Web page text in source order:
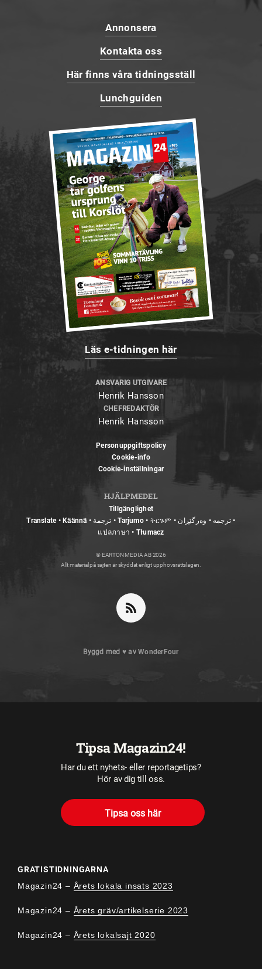
Annonsera
Kontakta oss
Här finns våra tidningsställ
Lunchguiden
Läs e-tidningen här
ANSVARIG UTGIVARE
Henrik Hansson
CHEFREDAKTÖR
Henrik Hansson
Personuppgiftspolicy
Cookie-info
Cookie-inställningar
HJÄLPMEDEL
Tillgänglighet
Translate • Käännä • ترجمة • Tarjumo • ትርጉም • ترجمه • وەرگێڕان •
แปลภาษา • Tłumacz
© EARTON MEDIA AB 2026
Allt material på sajten är skyddat enligt upphovsrättslagen.
Byggd med ♥ avWonderFour
Tipsa Magazin24!
Har du ett nyhets- eller reportagetips?
Hör av dig till oss.
Tipsa oss här
GRATISTIDNINGARNA
Magazin24 – Årets lokala insats 2023
Magazin24 – Årets gräv/artikelserie 2023
Magazin24 – Årets lokalsajt 2020